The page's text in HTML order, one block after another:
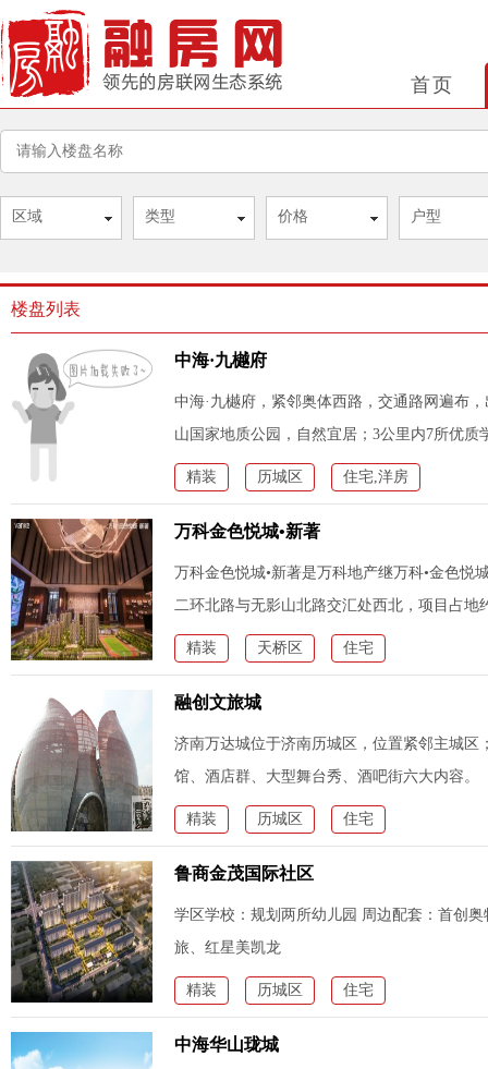
首页
区域 类型 价格 户型
楼盘列表
中海·九樾府
中海·九樾府，紧邻奥体西路，交通路网遍布
山国家地质公园，自然宜居；3公里内7所优质
精装 历城区 住宅,洋房
万科金色悦城•新著
万科金色悦城•新著是万科地产继万科•金色悦
二环北路与无影山北路交汇处西北，项目占地
2.6,绿化率
精装 天桥区 住宅
融创文旅城
济南万达城位于济南历城区，位置紧邻主城
馆、酒店群、大型舞台秀、酒吧街六大内容。
精装 历城区 住宅
鲁商金茂国际社区
学区学校：规划两所幼儿园 周边配套：首创
旅、红星美凯龙
精装 历城区 住宅
中海华山珑城